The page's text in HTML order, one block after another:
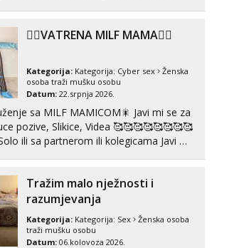
Tel:
tel:0,93€ - mob:1,12€ min
Kristina
Razgovaram :)
Učiteljica iz predgrađa traži...
Tel: 064/677-677- Kod: #160
tel:0,93€ - mob:1,12€ min
Obavijesti me kada se oslobodi
Monika
Čekam tvoj poziv!
Tel: 064/677-677- Kod: #133
tel:0,93€ - mob:1,12€ min
❤️‍🔥VATRENA MILF MAMA❤️‍🔥
Kategorija: Kategorija: Cyber sex
Ženska
osoba traži mušku osobu
Datum: 22.srpnja 2026.
sa MILF MAMICOM🎇 Javi mi se za
pozive, Slikice, Videa 🥰🥰🥰🥰🥰🥰🥰🥰
ili sa partnerom ili kolegicama Javi mi
I DRUZENJA UZIVO🤬...
Tražim malo nježnosti i
razumjevanja
Kategorija: Kategorija: Sex
Ženska osoba
traži mušku osobu
Datum: 06.kolovoza 2026.